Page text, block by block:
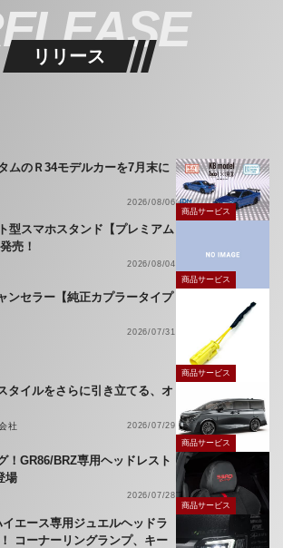
リリース
ムのＲ34モデルカーを7月末に
2026/08/06
商品サービス
型スマホスタンド【プレミアム
売！
2026/08/04
商品サービス
ンセラー【純正カプラータイプ
2026/07/31
商品サービス
タイルをさらに引き立てる、オ
社
2026/07/29
商品サービス
！GR86/BRZ専用ヘッドレスト
場
2026/07/28
商品サービス
イエース専用ジュエルヘッドラ
コーナーリングランプ、キー